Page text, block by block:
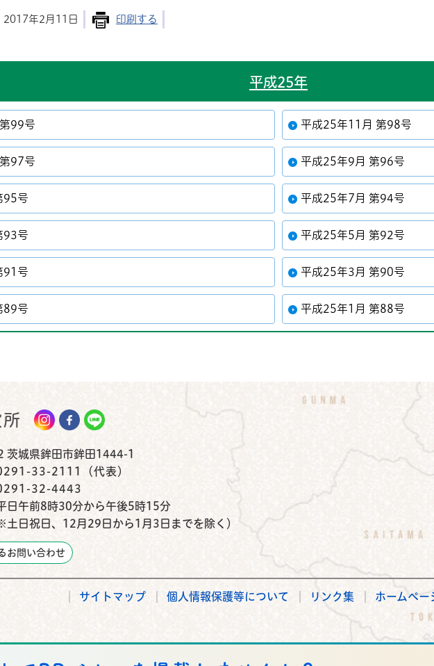
2017年2月11日 印刷する
平成25年
99号 平成25年11月 第98号
97号 平成25年9月 第96号
95号 平成25年7月 第94号
93号 平成25年5月 第92号
91号 平成25年3月 第90号
89号 平成25年1月 第88号
鉾田市公式Instagram
鉾田市公式Facebook
鉾田市公式LINE
茨城県鉾田市鉾田1444-1
33-2111（代表）
32-4443
日午前8時30分から午後5時15分
土日祝日、12月29日から1月3日までを除く）
お問い合わせ
サイトマップ 個人情報保護等について リンク集 ホームペー